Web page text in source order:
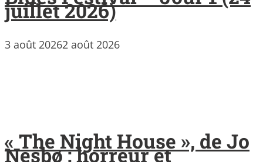
juillet 2026)
3 août 20262 août 2026
« The Night House », de Jo
Nesbø : horreur et